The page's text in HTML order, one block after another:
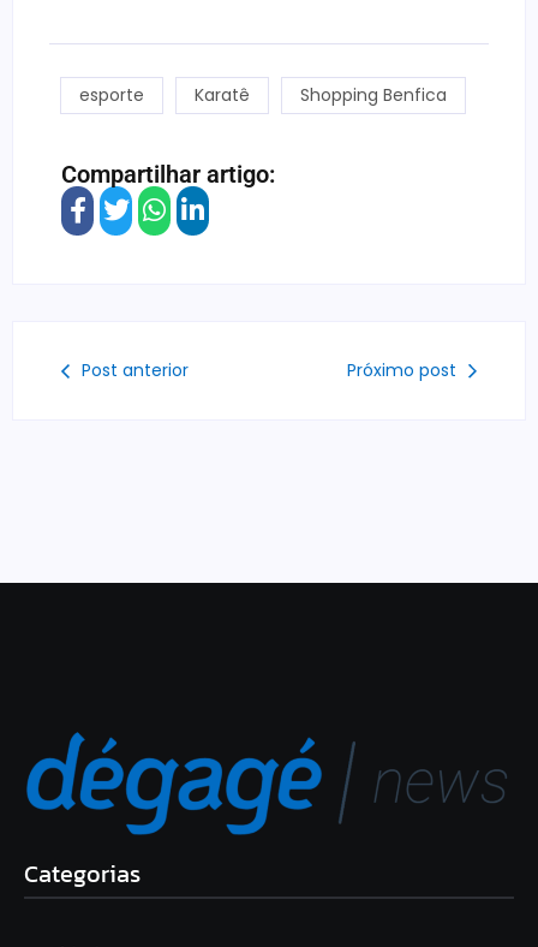
esporte Karatê Shopping Benfica
Compartilhar artigo:
Post anterior Próximo post
Categorias